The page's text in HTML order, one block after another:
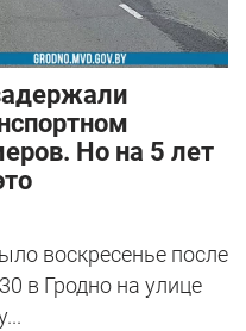
Но на 5 лет
воскресенье после
в Гродно на улице